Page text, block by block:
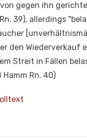
gegen ihn
Rn. 39), allerdings
den Wiederverkauf
Streit in Fällen
Hamm Rn. 40)